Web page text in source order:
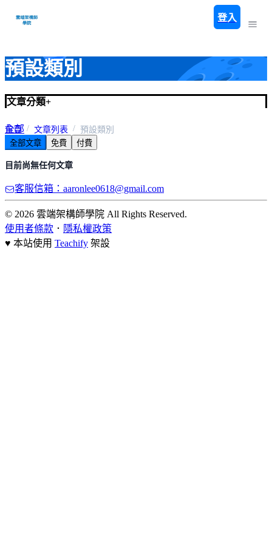
登入
預設類別
文章分類+
全部
預設類別
首頁 文章列表
預設類別
全部文章
免費 付費
目前尚無任何文章
客服信箱：aaronlee0618@gmail.com
© 2026 雲端架構師學院 All Rights Reserved.
使用者條款 ． 隱私權政策
♥ 本站使用 Teachify 架設